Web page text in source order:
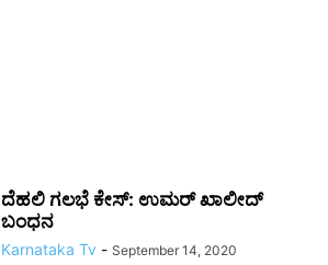
ದೆಹಲಿ ಗಲಭೆ ಕೇಸ್​: ಉಮರ್​ ಖಾಲೀದ್​
ಬಂಧನ
Karnataka Tv - September 14, 2020